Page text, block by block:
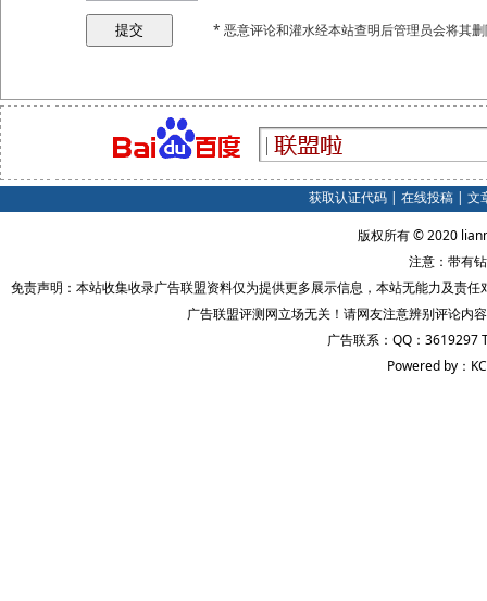
* 恶意评论和灌水经本站查明后管理员会将其
获取认证代码| 在线投稿| 文
版权所有 © 2020
注意：带有
免责声明：本站收集收录广告联盟资料仅为提供更多展示信息，本站无能力及责
广告联盟评测网立场无关！请网友注意辨别评论内
广告联系：QQ：3619297
Powered by：